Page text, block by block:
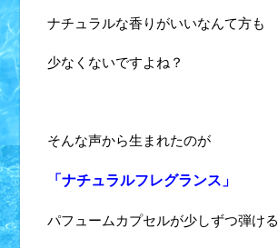
ナチュラルな香りがいいなんて方も
少なくないですよね？
そんな声から生まれたのが
「ナチュラルフレグランス」
パフュームカプセルが少しずつ弾ける